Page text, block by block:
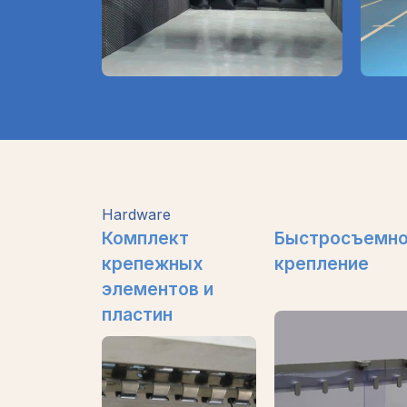
Hardware
Комплект
крепежных
элементов и
пластин
крепление